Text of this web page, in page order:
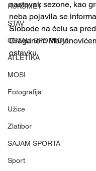
RUKOMET
STAV
OSTALI SPORTOVI
ATLETIKA
MOSI
Fotografija
Užice
Zlatibor
SAJAM SPORTA
Sport
nastavak sezone, kao
neba pojavila se
Slobode na čelu sa
Draganom
ostavku.